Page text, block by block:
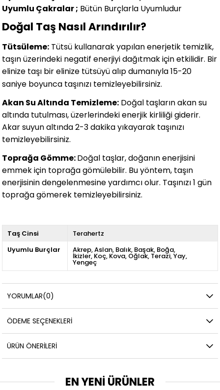
Uyumlu Çakralar ; Bütün Burçlarla Uyumludur
Doğal Taş Nasıl Arındırılır?
Tütsüleme: Tütsü kullanarak yapılan enerjetik temizlik,
taşın üzerindeki negatif enerjiyi dağıtmak için etkilidir. Bir
elinize taşı bir elinize tütsüyü alıp dumanıyla 15-20
saniye boyunca taşınızı temizleyebilirsiniz.
Akan Su Altında Temizleme: Doğal taşların akan su
altında tutulması, üzerlerindeki enerjik kirliliği giderir.
Akar suyun altında 2-3 dakika yıkayarak taşınızı
temizleyebilirsiniz.
Toprağa Gömme:Doğal taşlar, doğanın enerjisini
emmek için toprağa gömülebilir. Bu yöntem, taşın
enerjisinin dengelenmesine yardımcı olur. Taşınızı 1 gün
toprağa gömerek temizleyebilirsiniz.
Taş Cinsi
Terahertz
Uyumlu Burçlar
Akrep Aslan Balık Başak Boğa
İkizler Koç Kova Oğlak Terazi Yay
Yengeç
YORUMLAR(0)
ÖDEME SEÇENEKLERI
ÜRÜN ÖNERILERI
EN YENİ ÜRÜNLER